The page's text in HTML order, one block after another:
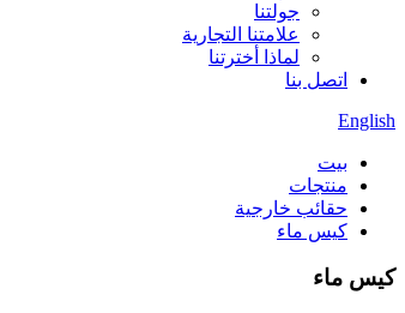
جولتنا
علامتنا التجارية
لماذا أخترتنا
اتصل بنا
English
بيت
منتجات
حقائب خارجية
كيس ماء
كيس ماء